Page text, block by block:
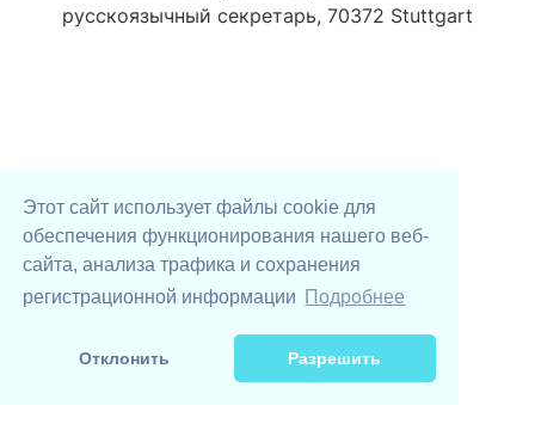
Этот сайт использует файлы cookie для
обеспечения функционирования нашего веб-
сайта, анализа трафика и сохранения
регистрационной информации
Подробнее
Отклонить Разрешить
русскоязычный секретарь, 70372 Stuttgart
Digital Volunteers UAhelp YouTube
UAhelp TikTok Телеграм-бот DSEE